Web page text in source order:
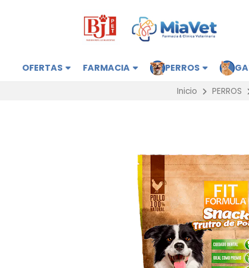
OFERTAS FARMACIA PERROS
Inicio PERROS